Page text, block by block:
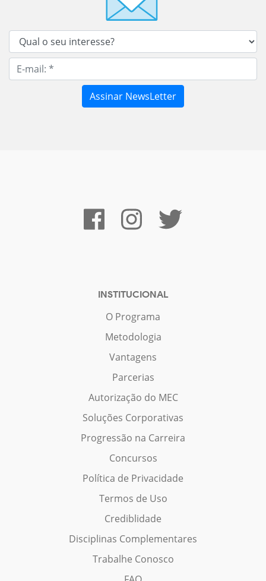
INSTITUCIONAL
O Programa
Metodologia
Vantagens
Parcerias
Autorização do MEC
Soluções Corporativas
Progressão na Carreira
Concursos
Política de Privacidade
Termos de Uso
Crediblidade
Disciplinas Complementares
Trabalhe Conosco